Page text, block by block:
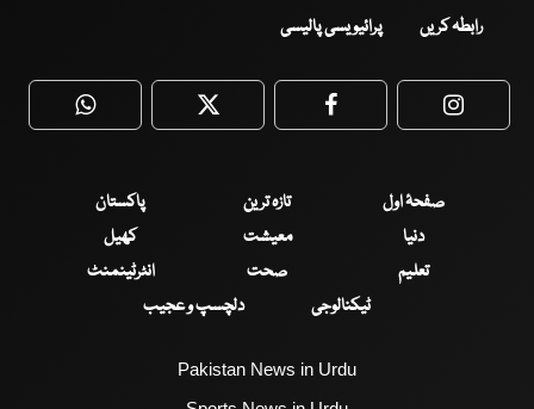
رابطہ کریں پرائیویسی پالیسی
WhatsApp Twitter Facebook
صفحۂ اول تازہ ترین
پاکستان
دنیا
معیشت
کھیل
تعلیم
صحت
انٹرٹینمنٹ
ٹیکنالوجی
دلچسپ و عجیب
Pakistan News in Urdu